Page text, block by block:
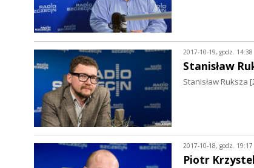
2017-10-19, godz. 14:38
Stanisław
Stanisław Ruksza
2017-10-18, godz. 19:17
Piotr